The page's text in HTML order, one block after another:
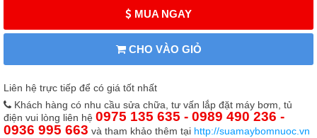
MUA NGAY
CHO VÀO GIỎ
Liên hệ trực tiếp để có giá tốt nhất
Khách hàng có nhu cầu sửa chữa, tư vấn lắp đặt máy bơm, tủ
điện vui lòng liên hệ 0975 135 635 - 0989 490 236 -
0936 995 663 và tham khảo thêm tại http://suamaybomnuoc.vn